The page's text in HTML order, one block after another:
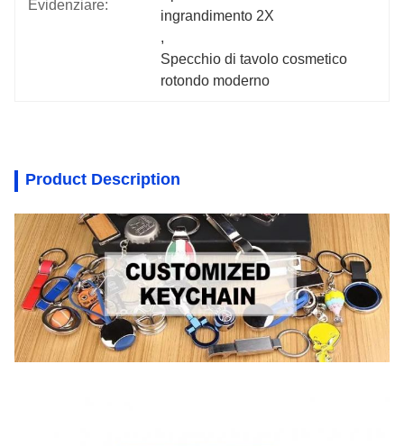
Evidenziare:
ingrandimento 2X
,
Specchio di tavolo cosmetico
rotondo moderno
Product Description